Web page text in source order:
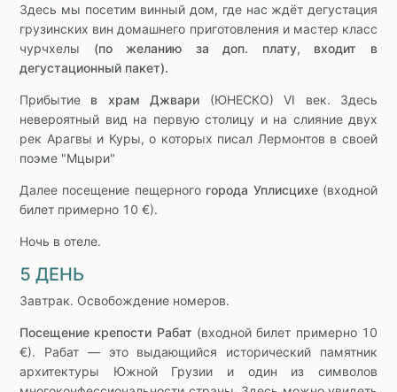
Здесь мы посетим винный дом, где нас ждёт дегустация
грузинских вин домашнего приготовления и мастер класс
чурчхелы (по желанию за доп. плату, входит в
дегустационный пакет).
Прибытие в храм Джвари (ЮНЕСКО) VI век. Здесь
невероятный вид на первую столицу и на слияние двух
рек Арагвы и Куры, о которых писал Лермонтов в своей
поэме "Мцыри"
Далее посещение пещерного города Уплисцихе(входной
билет примерно 10 €).
Ночь в отеле.
5 ДЕНЬ
Завтрак. Освобождение номеров.
Посещение крепости Рабат (входной билет примерно 10
€). Рабат — это выдающийся исторический памятник
архитектуры Южной Грузии и один из символов